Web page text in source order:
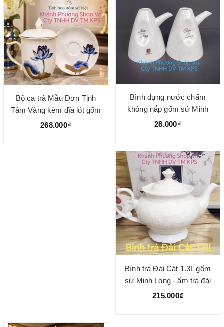
Bộ ca trà Mẫu Đơn Tịnh
Tâm Vàng kèm dĩa lót gốm
sứ Minh Long
268.000₫
Bình đựng nước chấm
không nắp gốm sứ Minh
Long
28.000₫
Bình trà Đài Cát 1.3L gốm
sứ Minh Long - ấm trà đài
cát minh long
215.000₫